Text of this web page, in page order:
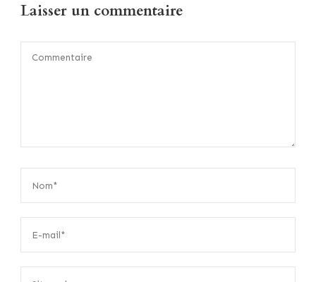
Laisser un commentaire